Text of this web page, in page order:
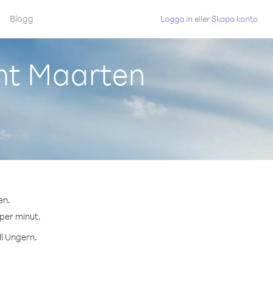
Blogg Logga in eller Skapa konto
Maarten
minut.
Ungern.